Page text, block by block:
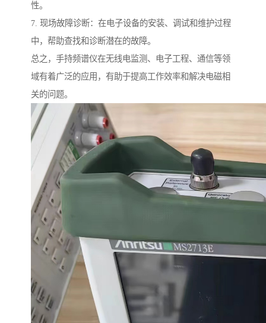
性。
7. 现场故障诊断：在电子设备的安装、调试和维护过程
中，帮助查找和诊断潜在的故障。
总之，手持频谱仪在无线电监测、电子工程、通信等领
域有着广泛的应用，有助于提高工作效率和解决电磁相
关的问题。